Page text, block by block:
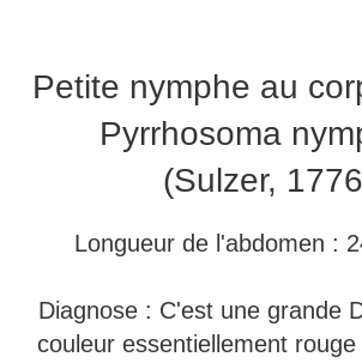
Petite nymphe au
Pyrrhosoma
(Sulzer,
Longueur de l'abdomen :
Diagnose : C'est une grande
couleur essentiellement